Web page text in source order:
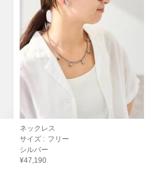
ネックレス
サイズ : フリー
シルバー
¥47,190